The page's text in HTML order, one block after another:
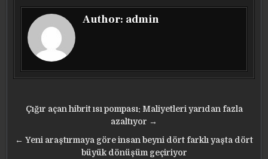
Author: admin
Yazı
Çığır açan hibrit ısı pompası: Maliyetleri yarıdan fazla
azaltıyor →
← Yeni araştırmaya göre insan beyni dört farklı yaşta dört
büyük dönüşüm geçiriyor